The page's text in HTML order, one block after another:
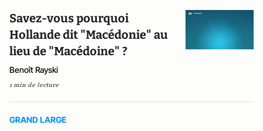
Savez-vous pourquoi
Hollande dit "Macédonie" au
lieu de "Macédoine" ?
Benoît Rayski
1 min de lecture
GRAND LARGE